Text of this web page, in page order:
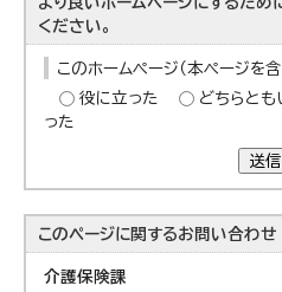
ください。
このホームページ（本ページを
役に立った
どちらとも
った
送信
このページに関するお問い合わせ
介護保険課